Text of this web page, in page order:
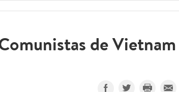
de Vietnam